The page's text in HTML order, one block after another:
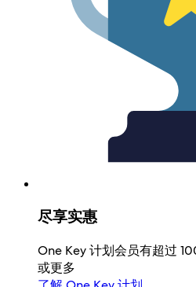
尽享实惠
One Key 计划会员有超过
或更多